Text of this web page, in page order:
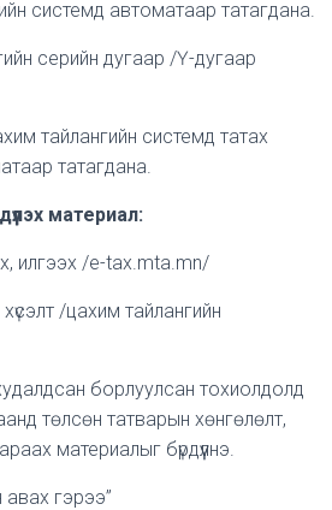
системд автоматаар татагдана.
серийн дугаар /Ү-дугаар
тайлангийн системд татах
татагдана.
материал:
илгээх /e-tax.mta.mn/
/цахим тайлангийн
борлуулсан тохиолдолд
төлсөн татварын хөнгөлөлт,
материалыг бүрдүүлнэ.
авах гэрээ”